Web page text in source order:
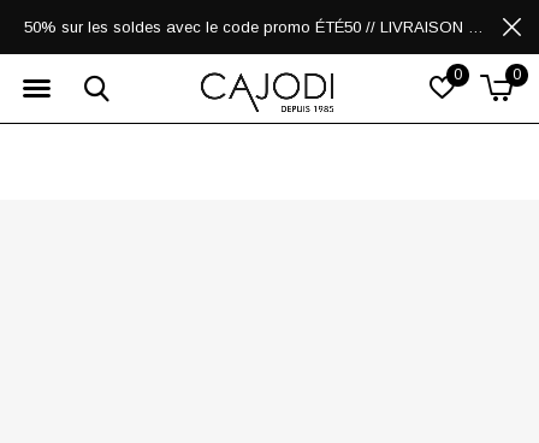
0 0
50% sur les soldes avec le code promo ÉTÉ50 // LIVRAISON GRATUITE POUR LES ACHATS DE 250$ ET PLUS